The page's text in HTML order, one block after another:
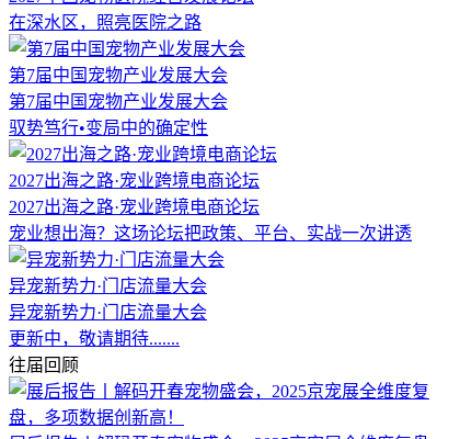
在深水区，照亮医院之路
第7届中国宠物产业发展大会
第7届中国宠物产业发展大会
驭势笃行•变局中的确定性
2027出海之路·宠业跨境电商论坛
2027出海之路·宠业跨境电商论坛
宠业想出海？这场论坛把政策、平台、实战一次讲透
异宠新势力·门店流量大会
异宠新势力·门店流量大会
更新中，敬请期待.......
往届回顾